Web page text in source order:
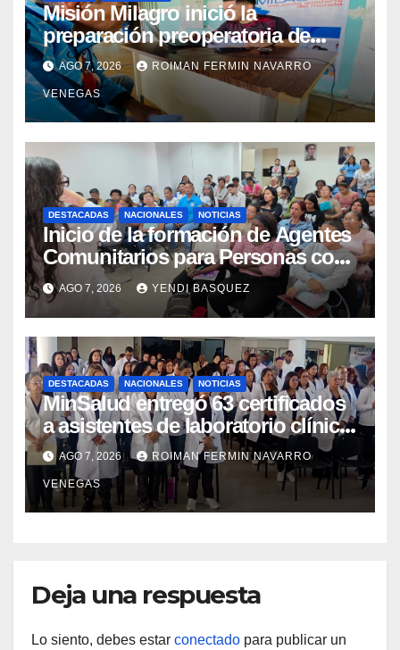
Misión Milagro inició la
preparación preoperatoria de
cataratas en Cojedes
AGO 7, 2026 ROIMAN FERMIN NAVARRO
VENEGAS
DESTACADAS NACIONALES NOTICIAS
Inicio de la formación de Agentes
Comunitarios para Personas con
Discapacidad en el Centro de
Rehabilitación J.J. Arvelo
AGO 7, 2026 YENDI BASQUEZ
DESTACADAS NACIONALES NOTICIAS
MinSalud entregó 63 certificados
a asistentes de laboratorio clínico
para garantizar respaldo legal y
profesional
AGO 7, 2026 ROIMAN FERMIN NAVARRO
VENEGAS
Deja una respuesta
Lo siento, debes estar conectado para publicar un